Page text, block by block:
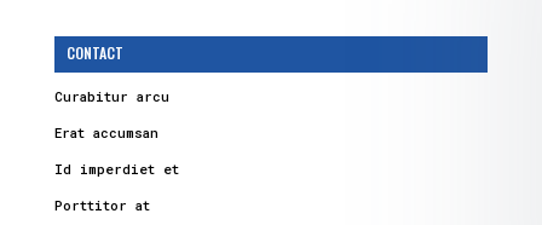
CONTACT
Curabitur arcu
Erat accumsan
Id imperdiet et
Porttitor at